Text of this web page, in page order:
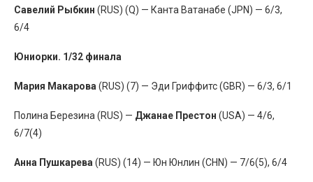
Савелий Рыбкин (RUS) (Q) — Канта Ватанабе (JPN) — 6/3,
6/4
Юниорки. 1/32 финала
Мария Макарова (RUS) (7) — Эди Гриффитс (GBR) — 6/3, 6/1
Полина Березина (RUS) — Джанае Престон (USA) — 4/6,
6/7(4)
Анна Пушкарева (RUS) (14) — Юн Юнлин (CHN) — 7/6(5), 6/4